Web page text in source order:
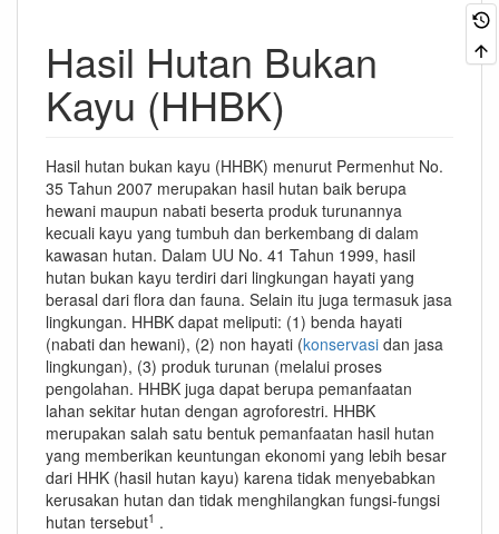
Hasil Hutan Bukan
Kayu (HHBK)
Hasil hutan bukan kayu (HHBK) menurut Permenhut No.
35 Tahun 2007 merupakan hasil hutan baik berupa
hewani maupun nabati beserta produk turunannya
kecuali kayu yang tumbuh dan berkembang di dalam
kawasan hutan. Dalam UU No. 41 Tahun 1999, hasil
hutan bukan kayu terdiri dari lingkungan hayati yang
berasal dari flora dan fauna. Selain itu juga termasuk jasa
lingkungan. HHBK dapat meliputi: (1) benda hayati
(nabati dan hewani), (2) non hayati (konservasi dan jasa
lingkungan), (3) produk turunan (melalui proses
pengolahan. HHBK juga dapat berupa pemanfaatan
lahan sekitar hutan dengan agroforestri. HHBK
merupakan salah satu bentuk pemanfaatan hasil hutan
yang memberikan keuntungan ekonomi yang lebih besar
dari HHK (hasil hutan kayu) karena tidak menyebabkan
kerusakan hutan dan tidak menghilangkan fungsi-fungsi
hutan tersebut1 .